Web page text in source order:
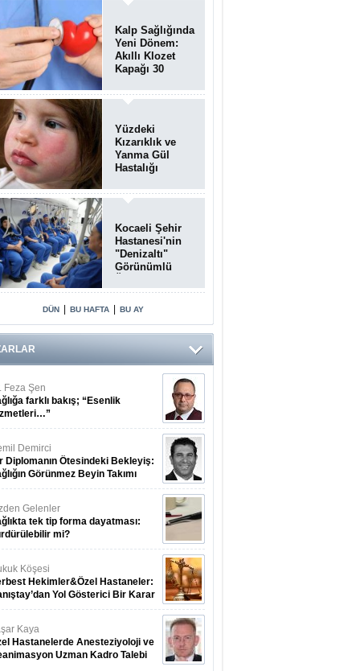
Kalp Sağlığında
Yeni Dönem:
Akıllı Klozet
Kapağı 30
Bozukluğunu
Tespit Ediyor
Yüzdeki
Kızarıklık ve
Yanma Gül
Hastalığı
Belirtisi Olabilir
Kocaeli Şehir
Hastanesi'nin
"Denizaltı"
Görünümlü
Hastalara Umut
Oluyor
DÜN BU HAFTA BU AY
Feza Şen
farklı bakış; “Esenlik
Demirci
Diplomanın Ötesindeki Bekleyiş:
Görünmez Beyin Takımı
Gelenler
tek tip forma dayatması:
mi?
Köşesi
Hekimler&Özel Hastaneler:
Yol Gösterici Bir Karar
Kaya
Hastanelerde Anesteziyoloji ve
Uzman Kadro Talebi